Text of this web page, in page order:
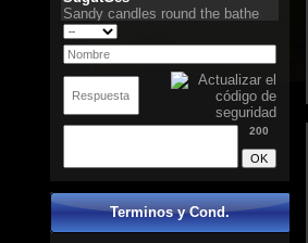
200
Terminos y Cond.